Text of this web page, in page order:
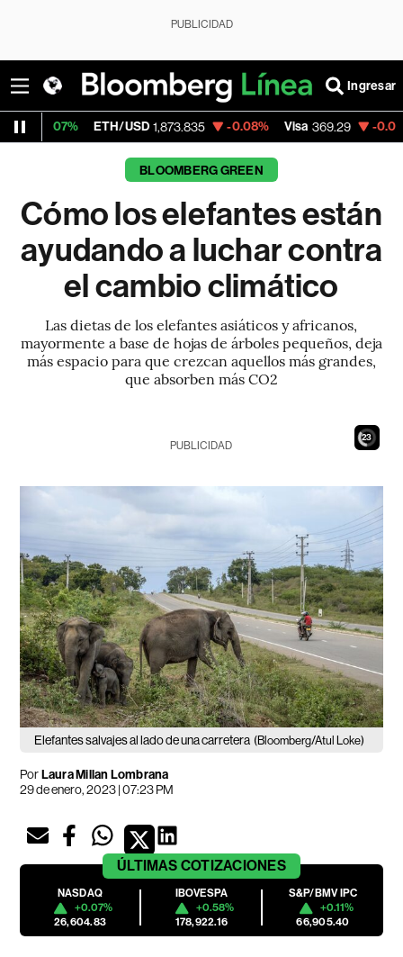
PUBLICIDAD
Ingresar
ETH/USD 1,873.835 -0.08% Visa 369.29 -0.08%
BLOOMBERG GREEN
Cómo los elefantes están
ayudando a luchar contra
el cambio climático
Las dietas de los elefantes asiáticos y africanos,
mayormente a base de hojas de árboles pequeños, deja
más espacio para que crezcan aquellos más grandes,
que absorben más CO2
21
PUBLICIDAD
Elefantes salvajes al lado de una carretera (Bloomberg/Atul Loke)
PorLaura Millan Lombrana
29 de enero, 2023 | 07:23 PM
ÚLTIMAS COTIZACIONES
NASDAQ
+0.07%
26,604.83
IBOVESPA
+0.58%
178,922.16
S&P/BMV IPC
+0.11%
66,905.40